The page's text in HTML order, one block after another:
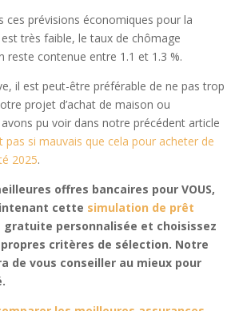
ces prévisions économiques pour la
très faible, le taux de chômage
reste contenue entre 1.1 et 1.3 %.
il est peut-être préférable de ne pas trop
projet d’achat de maison ou
pu voir dans notre précédent article
pas si mauvais que cela pour acheter de
2025.
offres bancaires pour VOUS,
cette simulation de prêt
gratuite personnalisée et choisissez
critères de sélection. Notre
de vous conseiller au mieux pour